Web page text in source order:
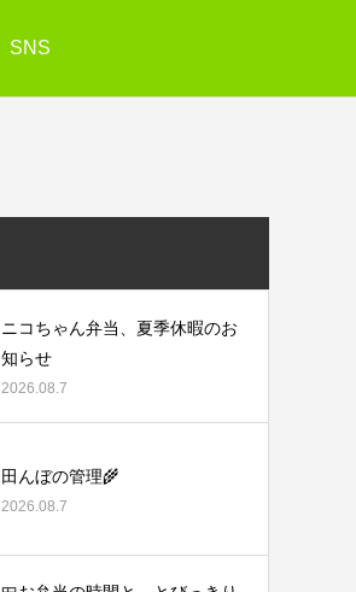
SNS
ニコちゃん弁当、夏季休暇のお
知らせ
2026.08.7
田んぼの管理🌾
2026.08.7